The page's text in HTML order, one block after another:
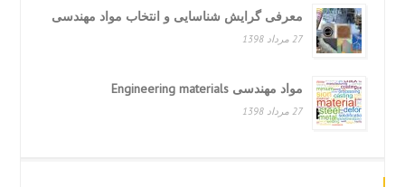
معرفی گرایش شناسایی و انتخاب مواد مهندسی
27 مرداد 1398
مواد مهندسی Engineering materials
27 مرداد 1398